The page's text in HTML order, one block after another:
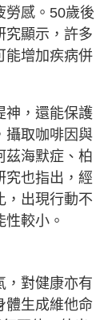
勞感。50歲後
究顯示，許多
能增加疾病併
神，還能保護
攝取咖啡因與
茲海默症、柏
究也指出，經
，出現行動不
較小。
，對健康亦有
體生成維他命